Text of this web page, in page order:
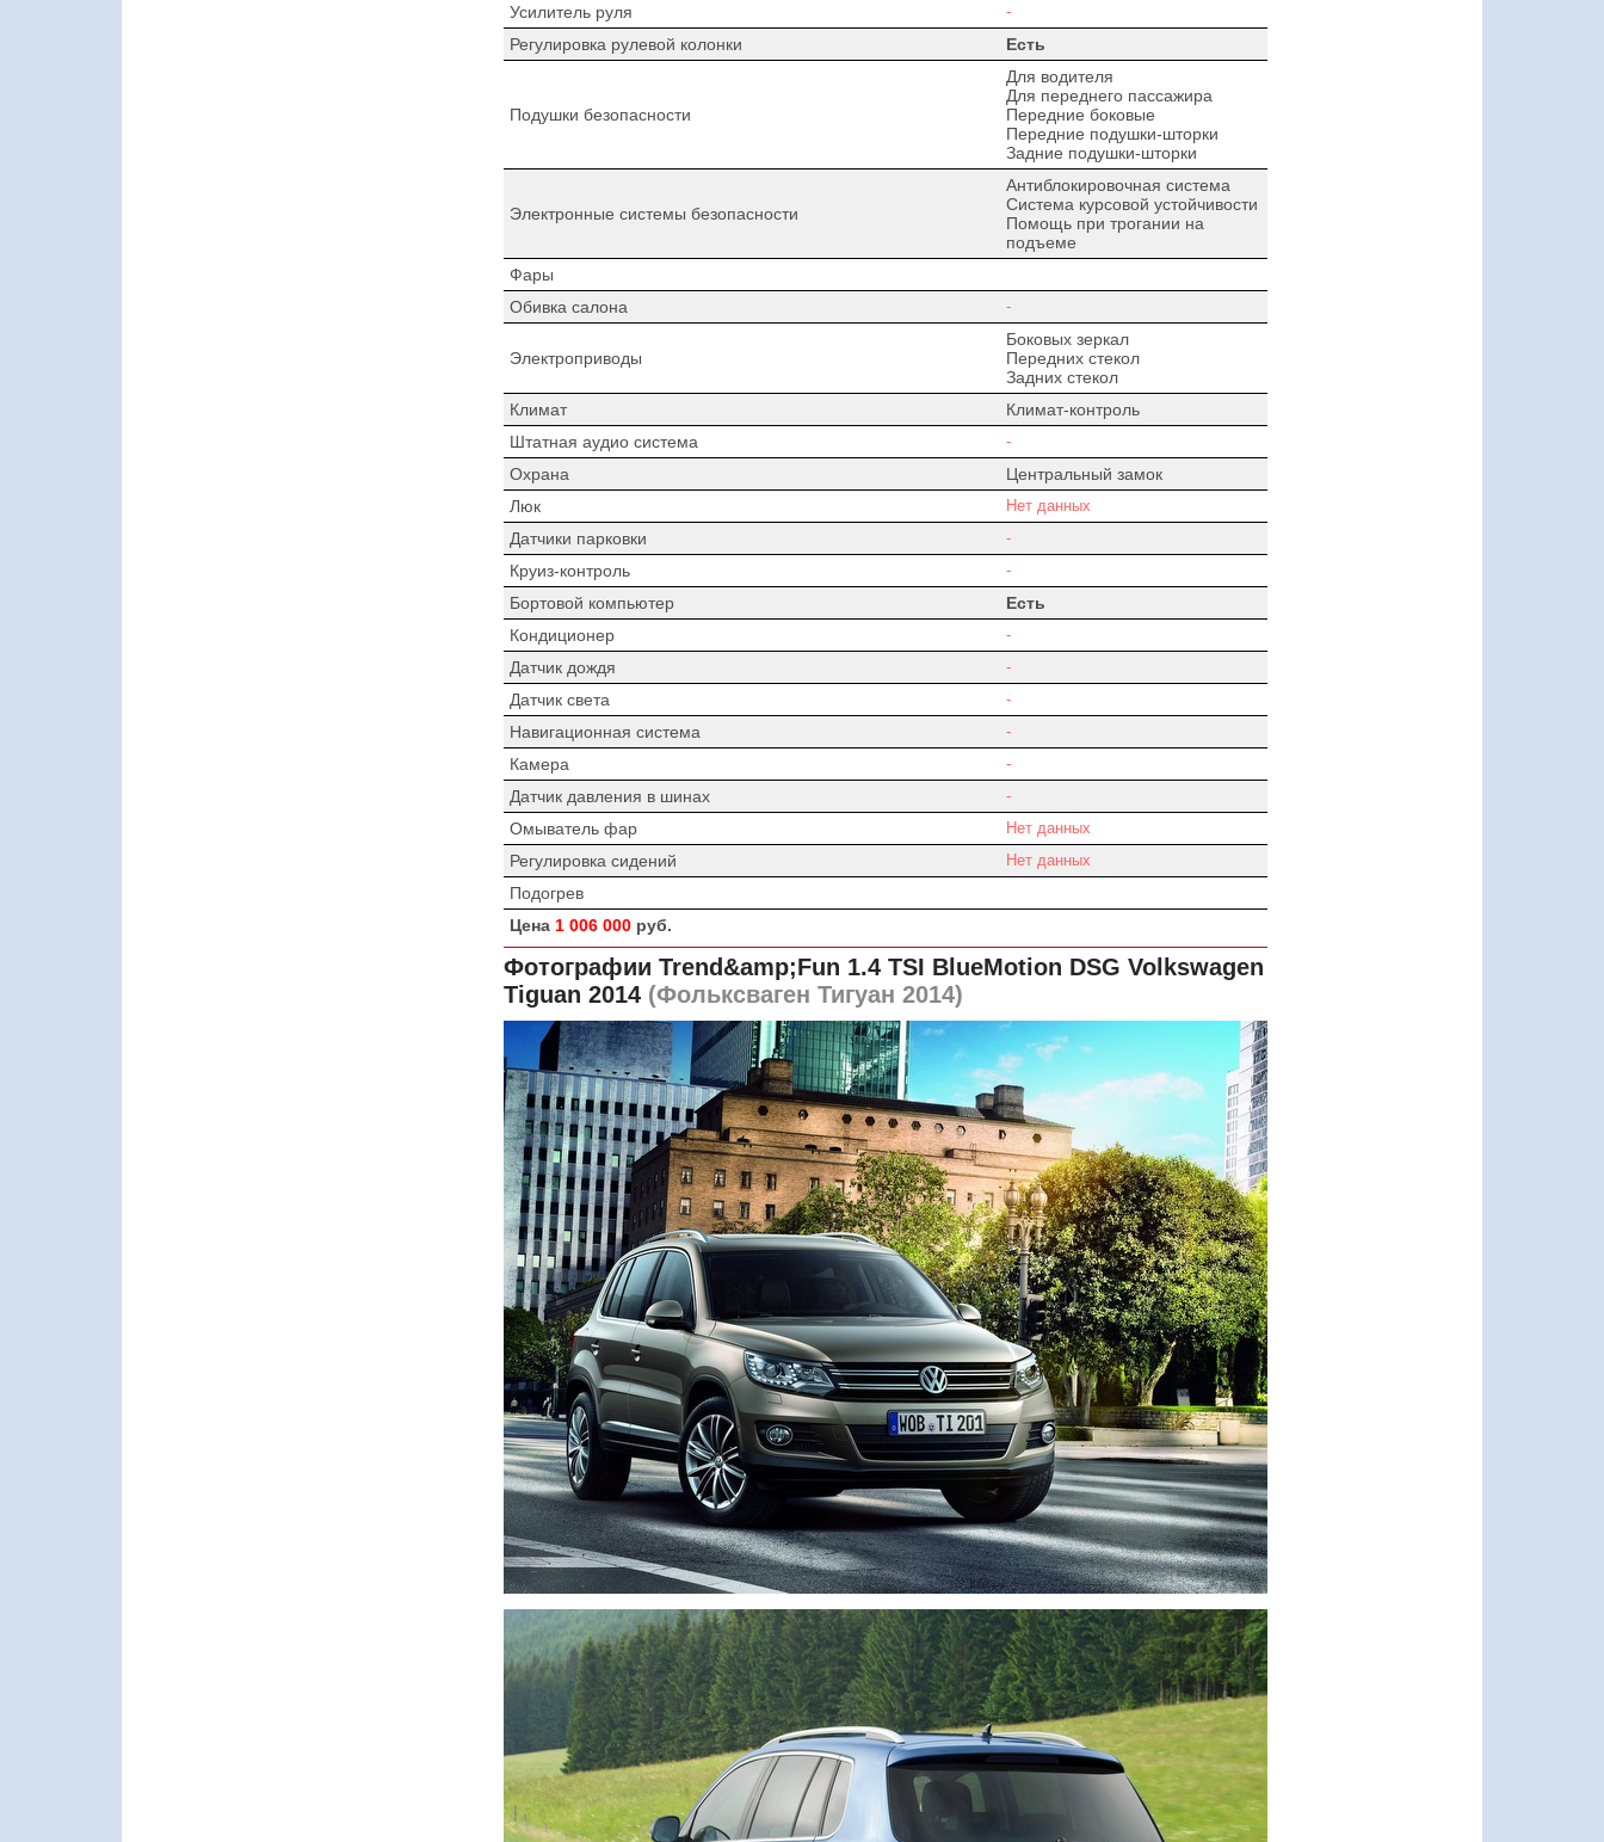
Усилитель руля
-
Регулировка рулевой колонки Есть
Подушки безопасности
Для водителя
Для переднего пассажира
Передние боковые
Передние подушки-шторки
Задние подушки-шторки
Электронные системы безопасности
Антиблокировочная система
Система курсовой устойчивости
Помощь при трогании на
подъеме
Фары
Обивка салона
-
Электроприводы
Боковых зеркал
Передних стекол
Задних стекол
Климат
Климат-контроль
Штатная аудио система
-
Охрана
Центральный замок
Люк
Нет данных
Датчики парковки -
Круиз-контроль -
Бортовой компьютер
Есть
Кондиционер
-
Датчик дождя -
Датчик света -
Навигационная система -
Камера -
Датчик давления в шинах -
Омыватель фар Нет данных
Регулировка сидений Нет данных
Подогрев
Цена 1 006 000руб.
Фотографии Trend&amp;Fun 1.4 TSI BlueMotion DSG Volkswagen
Tiguan 2014(Фольксваген Тигуан 2014)